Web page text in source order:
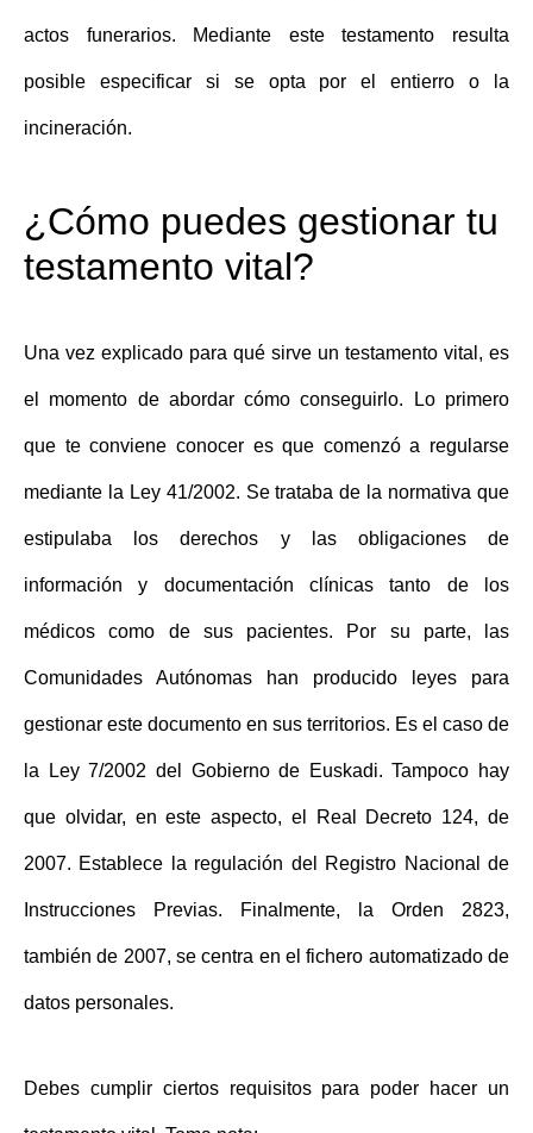
actos funerarios. Mediante este testamento resulta
posible especificar si se opta por el entierro o la
incineración.
¿Cómo puedes gestionar tu
testamento vital?
Una vez explicado para qué sirve un testamento vital , es
el momento de abordar cómo conseguirlo. Lo primero
que te conviene conocer es que comenzó a regularse
mediante la Ley 41/2002. Se trataba de la normativa que
estipulaba los derechos y las obligaciones de
información y documentación clínicas tanto de los
médicos como de sus pacientes. Por su parte, las
Comunidades Autónomas han producido leyes para
gestionar este documento en sus territorios. Es el caso de
la Ley 7/2002 del Gobierno de Euskadi. Tampoco hay
que olvidar, en este aspecto, el Real Decreto 124, de
2007. Establece la regulación del Registro Nacional de
Instrucciones Previas. Finalmente, la Orden 2823,
también de 2007, se centra en el fichero automatizado de
datos personales.
Debes cumplir ciertos requisitos para poder hacer un